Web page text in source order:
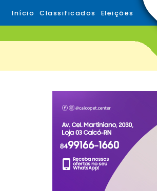
Início Classificados Eleições